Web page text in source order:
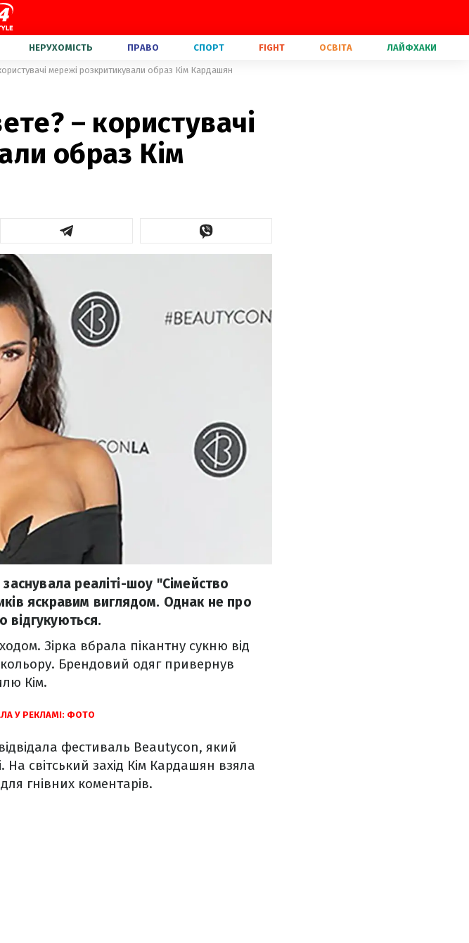
НЕРУХОМІСТЬ ПРАВО СПОРТ FIGHT ОСВІТА ЛАЙФХАКИ
мережі розкритикували образ Кім Кардашян
– користувачі
образ Кім
реаліті-шоу "Сімейство
яскравим виглядом. Однак не про
відгукуються.
Зірка вбрала пікантну сукню від
Брендовий одяг привернув
Кім.
У РЕКЛАМІ: ФОТО
фестиваль Beautycon, який
світський захід Кім Кардашян взяла
гнівних коментарів.